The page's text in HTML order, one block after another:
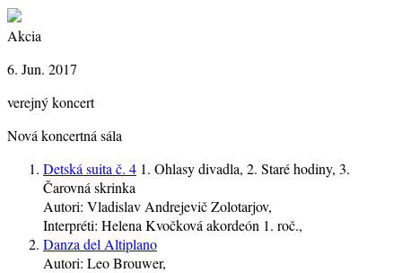
Akcia
6. Jun. 2017
verejný koncert
Nová koncertná sála
Detská suita č. 4 1. Ohlasy divadla, 2. Staré hodiny, 3.
Čarovná skrinka
Autori: Vladislav Andrejevič Zolotarjov,
Interpréti: Helena Kvočková akordeón 1. roč.,
Danza del Altiplano
Autori: Leo Brouwer,